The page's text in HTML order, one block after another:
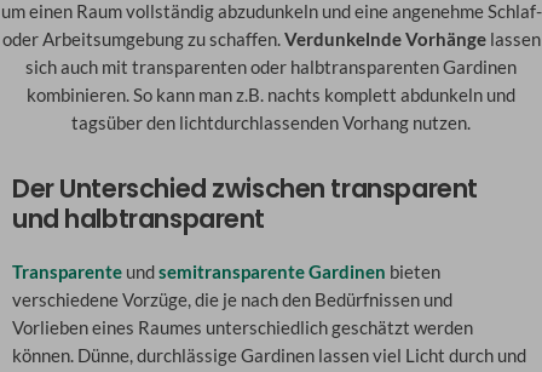
um einen Raum vollständig abzudunkeln und eine angenehme Schlaf-
oder Arbeitsumgebung zu schaffen. Verdunkelnde Vorhängelassen
sich auch mit transparenten oder halbtransparenten Gardinen
kombinieren. So kann man z.B. nachts komplett abdunkeln und
tagsüber den lichtdurchlassenden Vorhang nutzen.
Der Unterschied zwischen transparent
und halbtransparent
Transparente undsemitransparente Gardinen bieten
verschiedene Vorzüge, die je nach den Bedürfnissen und
Vorlieben eines Raumes unterschiedlich geschätzt werden
können. Dünne, durchlässige Gardinen lassen viel Licht durch und